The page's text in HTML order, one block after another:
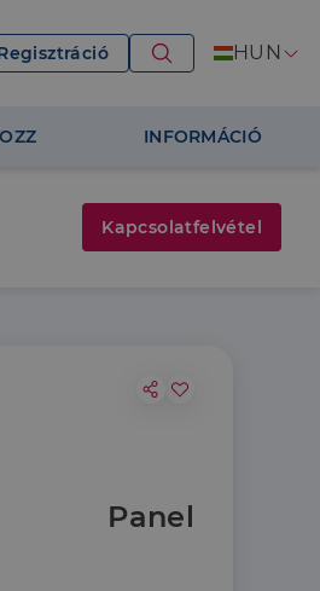
HUN
INFORMÁCIÓ
Panel
Kapcsolatfelvétel